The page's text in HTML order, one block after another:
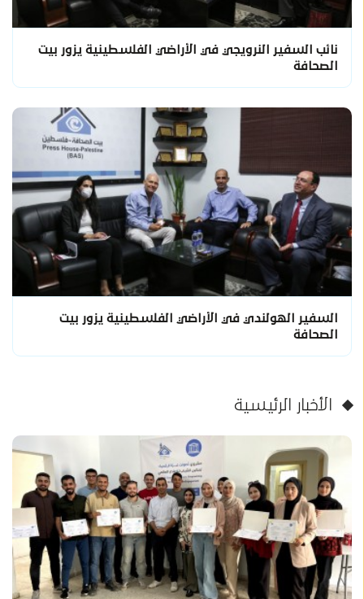
نائب السفير النرويجي في الأراضي الفلسطينية يزور بيت
الصحافة
السفير الهولندي في الأراضي الفلسطينية يزور بيت
الصحافة
الأخبار الرئيسية